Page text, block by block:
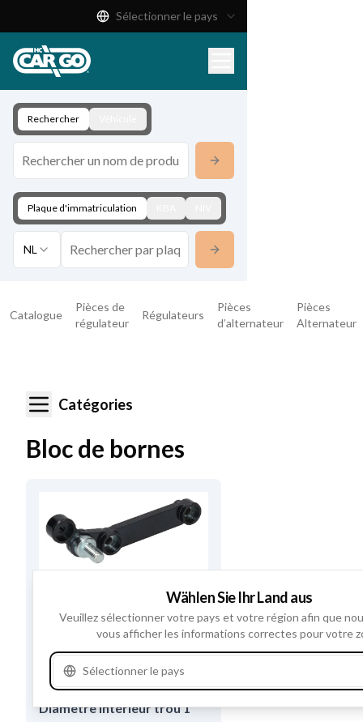
Catalogue de produits
Télécharger
Contact
Sélectionner le pays
Rechercher
Plaque d'immatriculation
NL
Catalogue
Pièces de
régulateur
Régulateurs
Pièces
d’alternateur
Pièces
Alternateur
Catégories
Bloc de bornes
F032335065 - Bloc
D’assemblage
Numéros de référence335065
TypeSeul
LongueurM10-1.50,
Diamètre intérieur trou 1
Wählen Sie Ihr Land aus
Veuillez sélectionner votre pays et votre région afin que
vous afficher les informations correctes pour votre
Sélectionner le pays